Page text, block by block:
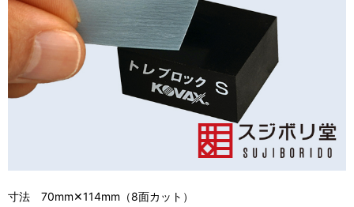
寸法 70mm✕114mm（8面カット）